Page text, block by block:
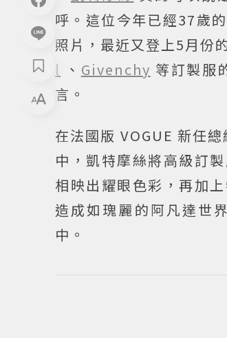
呼。這位今年已經37歲
照片，最近又登上5月份
l 、 Givenchy 等訂製服
言。
在法國版 VOGUE 新任
中，凱特摩絲將高級訂
相映出耀眼色彩，再加
造成如瑰麗的阿凡達世
中。